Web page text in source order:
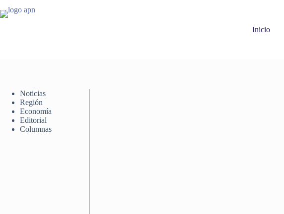
al
Inicio
Noticias
Región
Economía
Editorial
Columnas